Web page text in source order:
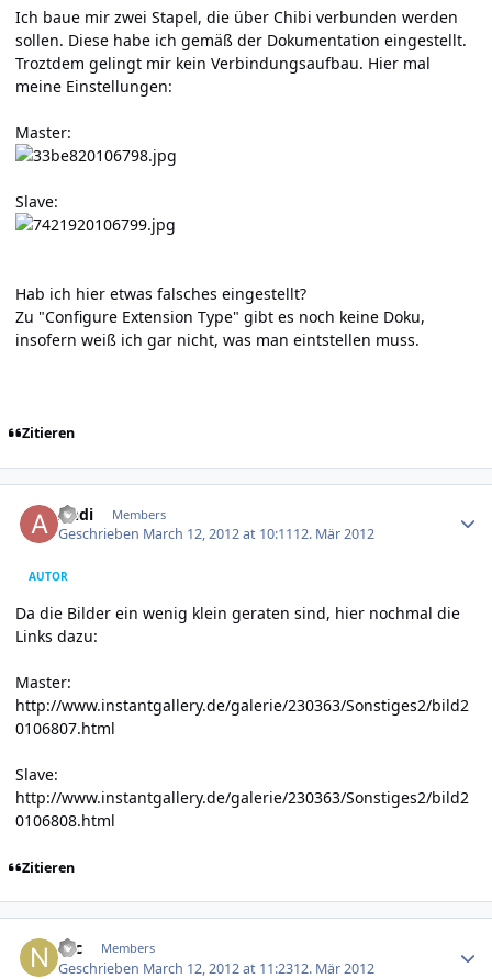
Ich baue mir zwei Stapel, die über Chibi verbunden werden
sollen. Diese habe ich gemäß der Dokumentation eingestellt.
Troztdem gelingt mir kein Verbindungsaufbau. Hier mal
meine Einstellungen:
Master:
Slave:
Hab ich hier etwas falsches eingestellt?
Zu "Configure Extension Type" gibt es noch keine Doku,
insofern weiß ich gar nicht, was man eintstellen muss.
Zitieren
Andi Members
Geschrieben March 12, 2012 at 10:1112. Mär 2012
AUTOR
Da die Bilder ein wenig klein geraten sind, hier nochmal die
Links dazu:
Master:
http://www.instantgallery.de/galerie/230363/Sonstiges2/bild2
0106807.html
Slave:
http://www.instantgallery.de/galerie/230363/Sonstiges2/bild2
0106808.html
Zitieren
Nic Members
Geschrieben March 12, 2012 at 11:2312. Mär 2012